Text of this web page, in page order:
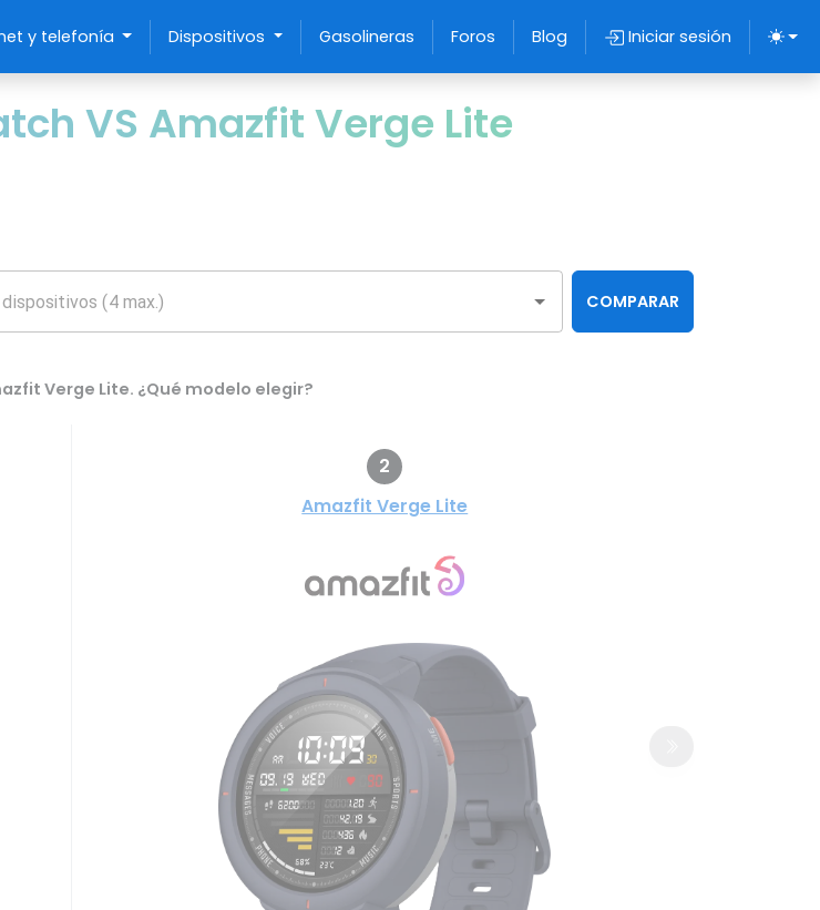
y telefonía Dispositivos Gasolineras Foros Blog Iniciar sesión
VS Amazfit Verge Lite
COMPARAR
Verge Lite. ¿Qué modelo elegir?
2
Amazfit Verge Lite